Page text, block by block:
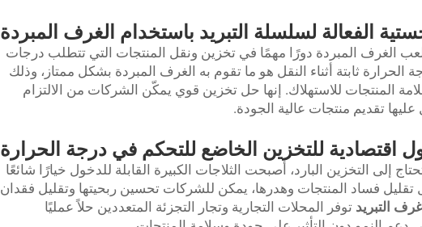
الفعالة لسلسلة التبريد باستخدام الغرف المبردة
الغرف المبردة دورًا مهمًا في تخزين ونقل المنتجات التي تتطلب درجات
ثابتة أثناء النقل هو ما تقوم به الغرف المبردة بشكل ممتاز، وذلك
المنتجات للاستهلاك. إنها حل تخزين قوي يمكّن الشركات من الالتزام
تقديم منتجات عالية الجودة.
اقتصادية للتخزين الخاضع للتحكم في درجة الحرارة
إلى التخزين البارد، أصبحت الثلاجات الكبيرة القابلة للدخول خيارًا شائعًا
فساد المنتجات وهدرها، يمكن للشركات تحسين ربحيتها وتقليل فقدان
غرف التبريد توفر المحلات التجارية وتجار التجزئة المتعددين حلاً عمليًا